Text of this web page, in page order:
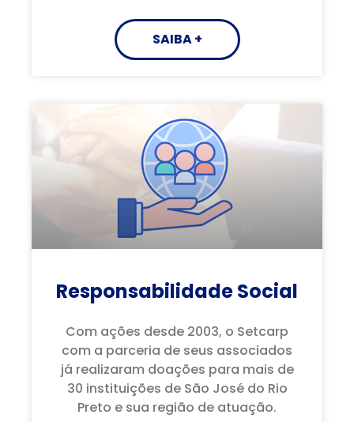
SAIBA +
Responsabilidade Social
Com ações desde 2003, o Setcarp
com a parceria de seus associados
já realizaram doações para mais de
30 instituições de São José do Rio
Preto e sua região de atuação.